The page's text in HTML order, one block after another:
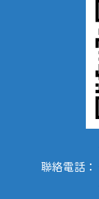
聯絡電話：